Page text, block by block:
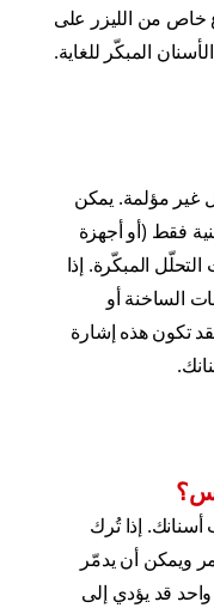
خاص من الليزر على
المبكّر للغاية.
غير مؤلمة. يمكن
فقط (أو أجهزة
المبكّرة. إذا
الساخنة أو
تكون هذه إشارة
إذا تُرك
ويمكن أن يدمّر
قد يؤدي إلى